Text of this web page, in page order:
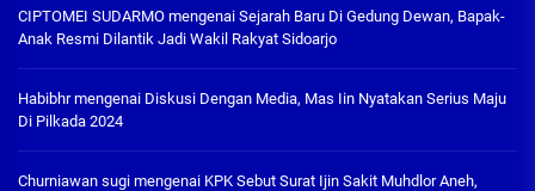
CIPTOMEI SUDARMO mengenai Sejarah Baru Di Gedung Dewan, Bapak-
Anak Resmi Dilantik Jadi Wakil Rakyat Sidoarjo
Habibhrmengenai Diskusi Dengan Media, Mas Iin Nyatakan Serius Maju
Di Pilkada 2024
Churniawan sugi mengenai KPK Sebut Surat Ijin Sakit Muhdlor Aneh,